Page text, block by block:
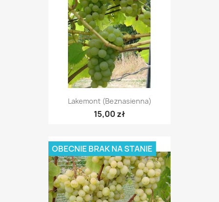
Lakemont (beznasienna)
15,00 zł
OBECNIE BRAK NA STANIE